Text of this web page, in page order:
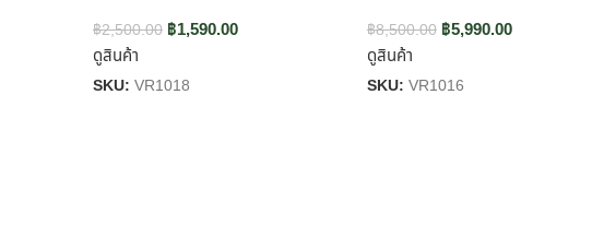
฿2,500.00 ฿1,590.00
ดูสินค้า
SKU: VR1018
฿8,500.00 ฿5,990.00
ดูสินค้า
SKU: VR1016